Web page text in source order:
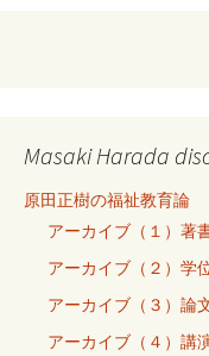
Masaki Harada
原田正樹の福祉教育論
アーカイブ（１）著
アーカイブ（２）学
アーカイブ（３）論
アーカイブ（４）講